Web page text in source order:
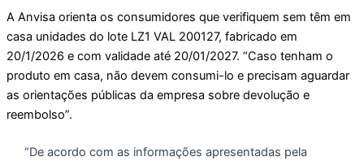
A Anvisa orienta os consumidores que verifiquem sem têm em
casa unidades do lote LZ1 VAL 200127, fabricado em
20/1/2026 e com validade até 20/01/2027. “Caso tenham o
produto em casa, não devem consumi-lo e precisam aguardar
as orientações públicas da empresa sobre devolução e
reembolso”.
“De acordo com as informações apresentadas pela